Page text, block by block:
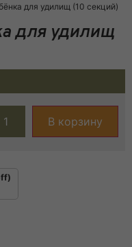
для удилищ (10 секций)
для удилищ
В корзину